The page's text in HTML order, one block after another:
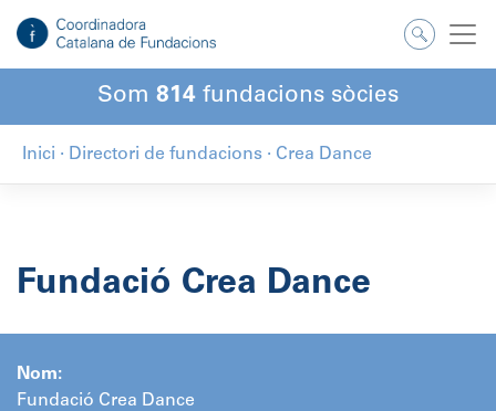
contingut
Som 814 fundacions sòcies
Inici · Directori de fundacions · Crea Dance
Fundació Crea Dance
Nom:
Fundació Crea Dance